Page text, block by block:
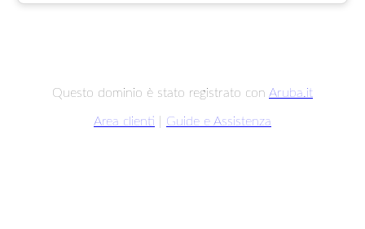
Questo dominio è stato registrato con Aruba.it
Area clienti Guide e Assistenza